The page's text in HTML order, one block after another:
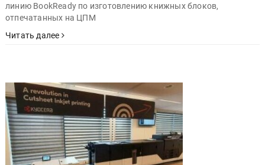
линию BookReady по изготовлению книжных блоков,
отпечатанных на ЦПМ
Читать далее